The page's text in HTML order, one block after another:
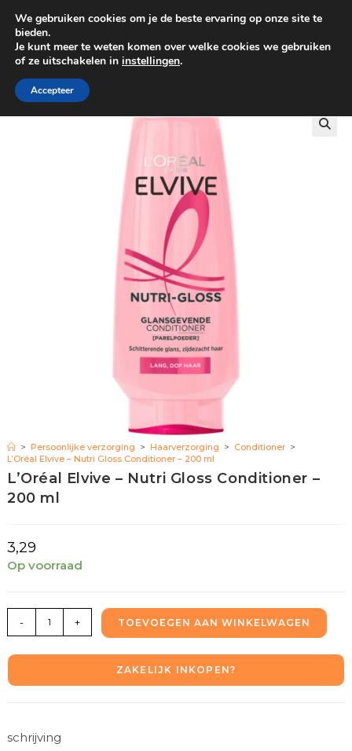
GRATIS BEZORGING VANAF €100
> Persoonlijke verzorging > Haarverzorging > Conditioner >
L’Oréal Elvive – Nutri Gloss Conditioner – 200 ml
L’Oréal Elvive – Nutri Gloss Conditioner –
200 ml
3,29
Op voorraad
- + TOEVOEGEN AAN WINKELWAGEN
ZAKELIJK INKOPEN?
schrijving
We gebruiken cookies om je de beste ervaring op onze site te
bieden.
Je kunt meer te weten komen over welke cookies we gebruiken
of ze uitschakelen in instellingen.
Accepteer